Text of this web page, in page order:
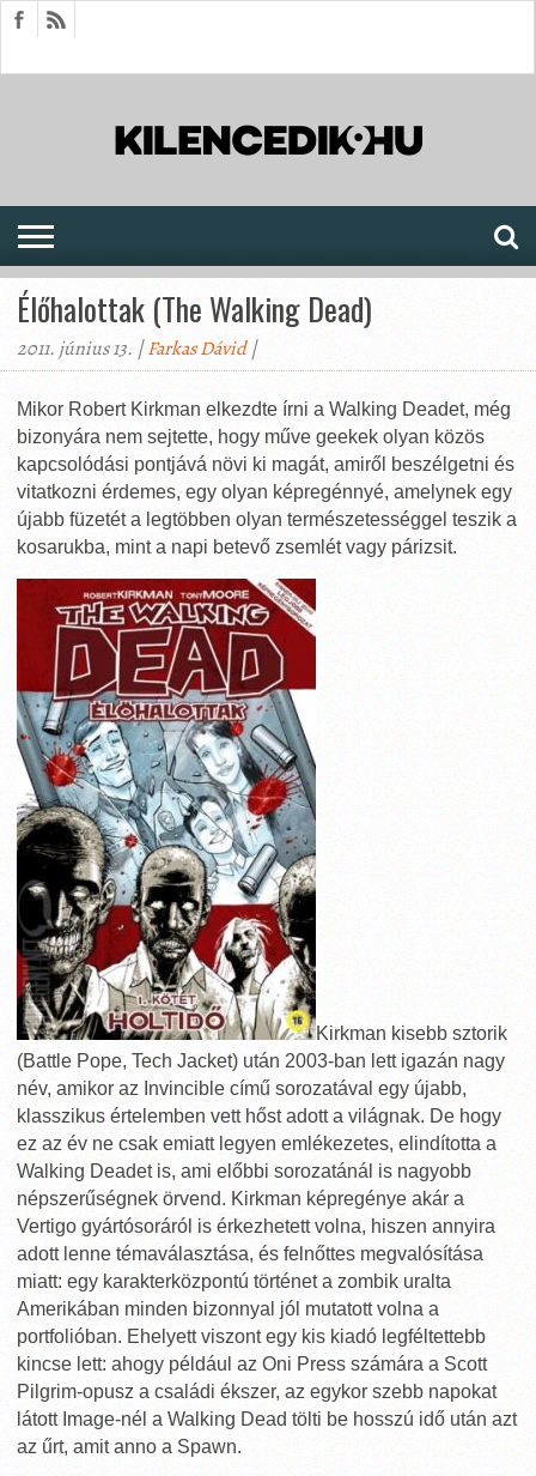
Élőhalottak (The Walking Dead)
2011. június 13. |Farkas Dávid|
Mikor Robert Kirkman elkezdte írni a Walking Deadet, még
bizonyára nem sejtette, hogy műve geekek olyan közös
kapcsolódási pontjává növi ki magát, amiről beszélgetni és
vitatkozni érdemes, egy olyan képregénnyé, amelynek egy
újabb füzetét a legtöbben olyan természetességgel teszik a
kosarukba, mint a napi betevő zsemlét vagy párizsit.
Kirkman kisebb sztorik
(Battle Pope, Tech Jacket) után 2003-ban lett igazán nagy
név, amikor az Invincible című sorozatával egy újabb,
klasszikus értelemben vett hőst adott a világnak. De hogy
ez az év ne csak emiatt legyen emlékezetes, elindította a
Walking Deadet is, ami előbbi sorozatánál is nagyobb
népszerűségnek örvend. Kirkman képregénye akár a
Vertigo gyártósoráról is érkezhetett volna, hiszen annyira
adott lenne témaválasztása, és felnőttes megvalósítása
miatt: egy karakterközpontú történet a zombik uralta
Amerikában minden bizonnyal jól mutatott volna a
portfolióban. Ehelyett viszont egy kis kiadó legféltettebb
kincse lett: ahogy például az Oni Press számára a Scott
Pilgrim-opusz a családi ékszer, az egykor szebb napokat
látott Image-nél a Walking Dead tölti be hosszú idő után azt
az űrt, amit anno a Spawn.